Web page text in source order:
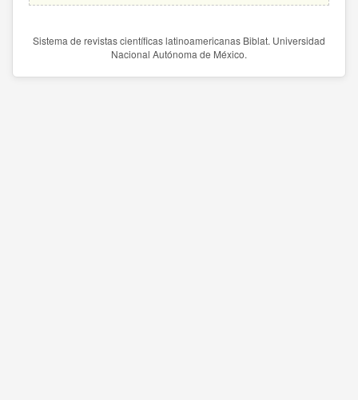
Sistema de revistas científicas latinoamericanas Biblat. Universidad
Nacional Autónoma de México.